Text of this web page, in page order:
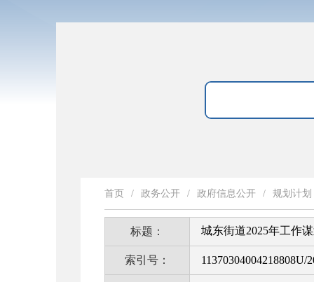
首页 / 政务公开 / 政府信息公开 / 规划计划
标题： 城东街道2025年工作
索引号： 11370304004218808U/